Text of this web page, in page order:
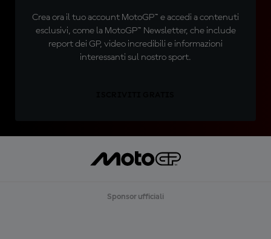
Crea ora il tuo account MotoGP™ e accedi a contenuti
esclusivi, come la MotoGP™ Newsletter, che include
report dei GP, video incredibili e informazioni
interessanti sul nostro sport.
Sponsor ufficiali